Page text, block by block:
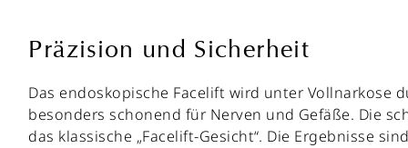
Präzision und Sicherheit
Das endoskopische Facelift wird unter Vollnarkose
besonders schonend für Nerven und Gefäße. Die
das klassische „Facelift-Gesicht“. Die Ergebnisse